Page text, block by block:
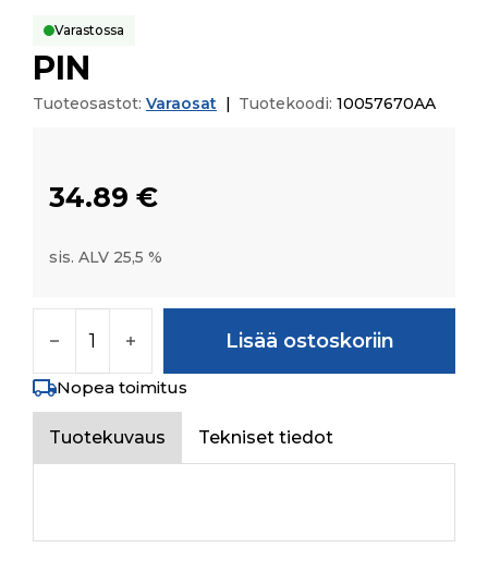
Varastossa
PIN
Tuoteosastot: Varaosat Tuotekoodi: 10057670AA
34.89 €
sis. ALV 25,5 %
Lisää ostoskoriin
Nopea toimitus
Tuotekuvaus Tekniset tiedot